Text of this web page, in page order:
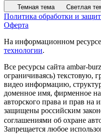
Темная тема Светлая
Политика обработки и
Оферта
На информационном
технологии.
Все ресурсы сайта ambar-
ограничиваясь) текстовую,
видео информацию,
доменное имя, фирменное
авторского права и прав на
защищены российским
соглашениями об охране
Запрещается любое